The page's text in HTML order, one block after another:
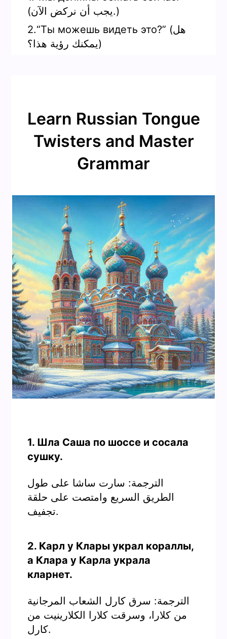
(يجب أن نركض الآن.)
2.“Ты можешь видеть это?” (هل
يمكنك رؤية هذا؟)
Learn Russian Tongue
Twisters and Master
Grammar
1. Шла Саша по шоссе и сосала
сушку.
الترجمة: سارت ساشا على طول
الطريق السريع وامتصت على حلقة
تجفيف.
2. Карл у Клары украл кораллы,
а Клара у Карла украла
кларнет.
الترجمة: سرق كارل الشعاب المرجانية
من كلارا، وسرقت كلارا الكلارينيت من
كارل.